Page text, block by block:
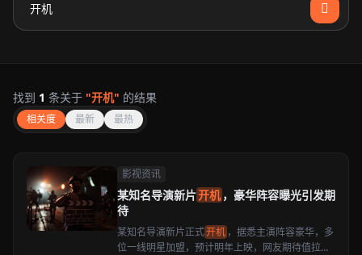
找到 1 条关于 "开机" 的结果
相关度 最新 最热
影视资讯
某知名导演新片开机 ，豪华阵容曝光引发期
待
某知名导演新片正式开机 ，据悉主演阵容豪华，多
位一线明星加盟，预计明年上映，网友期待值拉